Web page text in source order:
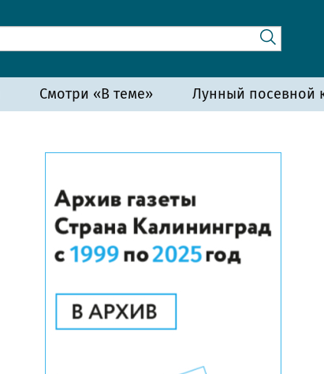
Смотри «В теме» Лунный посевной